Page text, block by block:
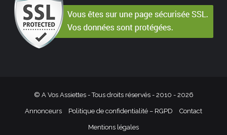
© A Vos Assiettes - Tous droits réservés - 2010 - 2026
Annonceurs Politique de confidentialité – RGPD Contact
Mentions légales